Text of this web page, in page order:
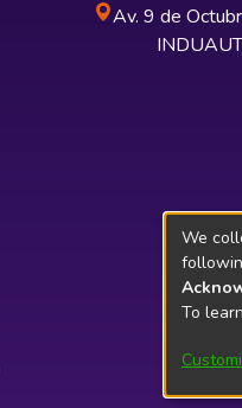
Av. 9 de
We
To